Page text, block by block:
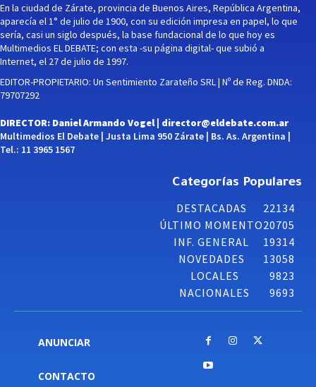
En la ciudad de Zárate, provincia de Buenos Aires, República Argentina,
aparecía el 1° de julio de 1900, con su edición impresa en papel, lo que
sería, casi un siglo después, la base fundacional de lo que hoy es
Multimedios EL DEBATE; con esta -su página digital- que subió a
Internet, el 27 de julio de 1997.
EDITOR-PROPIETARIO: Un Sentimiento Zarateño SRL | Nº de Reg. DNDA:
79707292
DIRECTOR: Daniel Armando Vogel | director@eldebate.com.ar
Multimedios El Debate | Justa Lima 950 Zárate | Bs. As. Argentina |
Tel.: 11 3965 1567
Categorías Populares
DESTACADAS
22134
ÚLTIMO MOMENTO20705
INF. GENERAL
19314
NOVEDADES
13058
LOCALES
9823
NACIONALES
9693
ANUNCIAR
CONTACTO